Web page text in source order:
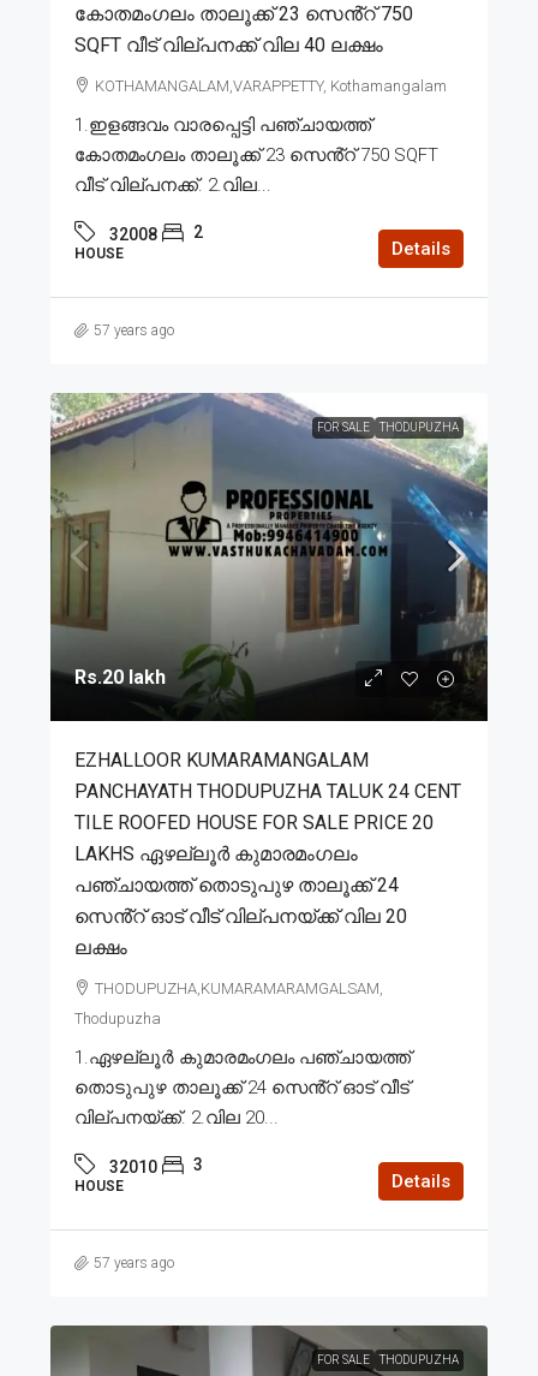
കോതമംഗലം താലൂക്ക് 23 സെൻ്റ് 750
SQFT വീട് വില്പനക്ക് വില 40 ലക്ഷം
KOTHAMANGALAM,VARAPPETTY, Kothamangalam
1.ഇളങ്ങവം വാരപ്പെട്ടി പഞ്ചായത്ത്
കോതമംഗലം താലൂക്ക് 23 സെൻ്റ് 750 SQFT
വീട് വില്പനക്ക്. 2.വില...
32008 2
HOUSE Details
57 years ago
FOR SALE THODUPUZHA
Rs.20 lakh
EZHALLOOR KUMARAMANGALAM
PANCHAYATH THODUPUZHA TALUK 24 CENT
TILE ROOFED HOUSE FOR SALE PRICE 20
LAKHS ഏഴല്ലൂർ കുമാരമംഗലം
പഞ്ചായത്ത് തൊടുപുഴ താലൂക്ക് 24
സെൻ്റ് ഓട് വീട് വില്പനയ്ക്ക് വില 20
ലക്ഷം
THODUPUZHA,KUMARAMARAMGALSAM,
Thodupuzha
1.ഏഴല്ലൂർ കുമാരമംഗലം പഞ്ചായത്ത്
തൊടുപുഴ താലൂക്ക് 24 സെൻ്റ് ഓട് വീട്
വില്പനയ്ക്ക്. 2.വില 20...
32010 3
HOUSE Details
57 years ago
FOR SALE THODUPUZHA